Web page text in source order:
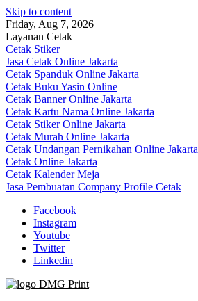
Skip to content
Friday, Aug 7, 2026
Layanan Cetak
Cetak Stiker
Jasa Cetak Online Jakarta
Cetak Spanduk Online Jakarta
Cetak Buku Yasin Online
Cetak Banner Online Jakarta
Cetak Kartu Nama Online Jakarta
Cetak Stiker Online Jakarta
Cetak Murah Online Jakarta
Cetak Undangan Pernikahan Online Jakarta
Cetak Online Jakarta
Cetak Kalender Meja
Jasa Pembuatan Company Profile Cetak
Facebook
Instagram
Youtube
Twitter
Linkedin